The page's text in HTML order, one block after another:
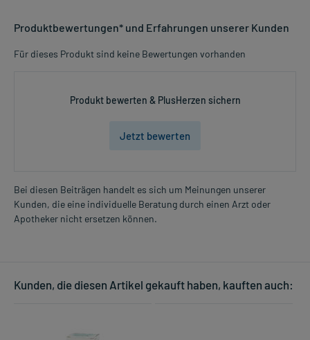
Produktbewertungen* und Erfahrungen unserer Kunden
Für dieses Produkt sind keine Bewertungen vorhanden
Produkt bewerten & PlusHerzen sichern
Jetzt bewerten
Bei diesen Beiträgen handelt es sich um Meinungen unserer
Kunden, die eine individuelle Beratung durch einen Arzt oder
Apotheker nicht ersetzen können.
Kunden, die diesen Artikel gekauft haben, kauften auch: